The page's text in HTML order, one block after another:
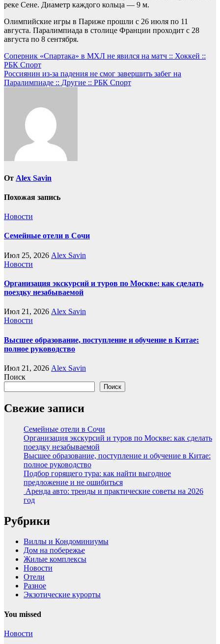
реке Сене. Диаметр каждого кольца — 9 м.
Олимпийские игры в Париже прошли с 26 июля по 11
августа. Паралимпиада в столице Франции проходит с 28
августа по 8 сентября.
Навигация
по
записям
Соперник «Спартака» в МХЛ не явился на матч :: Хоккей ::
РБК Спорт
Россиянин из-за падения не смог завершить забег на
Паралимпиаде :: Другие :: РБК Спорт
От Alex Savin
Похожая запись
Новости
Семейные отели в Сочи
Июл 25, 2026 Alex Savin
Новости
Организация экскурсий и туров по Москве: как сделать
поездку незабываемой
Июл 21, 2026 Alex Savin
Новости
Высшее образование, поступление и обучение в Китае:
полное руководство
Июл 21, 2026 Alex Savin
Поиск
Поиск
Свежие записи
Семейные отели в Сочи
Организация экскурсий и туров по Москве: как сделать
поездку незабываемой
Высшее образование, поступление и обучение в Китае:
полное руководство
Подбор горящего тура: как найти выгодное
предложение и не ошибиться
Аренда авто: тренды и практические советы на 2026
год
Рубрики
Виллы и Кондоминиумы
Дом на побережье
Жилые комплексы
Новости
Отели
Разное
Экзотические курорты
You missed
Новости